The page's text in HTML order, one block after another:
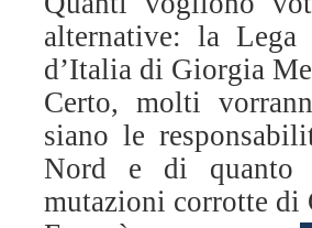
alternative: la
d’Italia di Giorgia
Certo, molti
siano le
Nord e di quanto
mutazioni corrotte di